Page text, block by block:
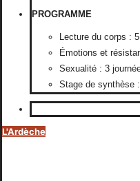
PROGRAMME
Lecture du corps :
Émotions et
Sexualité : 3
Stage de synthèse
L'Ardèche